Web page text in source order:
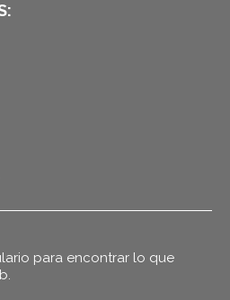
para encontrar lo que